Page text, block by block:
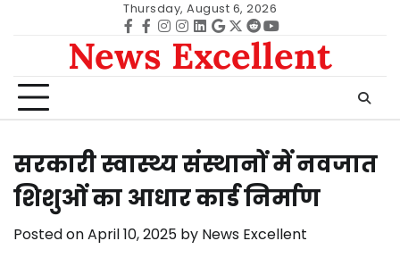
Thursday, August 6, 2026
Facebook
facebook
Instagram
instagram
Linkedin
google
Twitter
redditYoutube
News Excellent
सरकारी स्वास्थ्य संस्थानों में नवजात
शिशुओं का आधार कार्ड निर्माण
Posted onApril 10, 2025 by News Excellent